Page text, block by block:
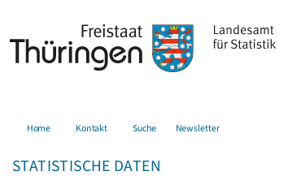
Home Kontakt Suche Newsletter
STATISTISCHE DATEN